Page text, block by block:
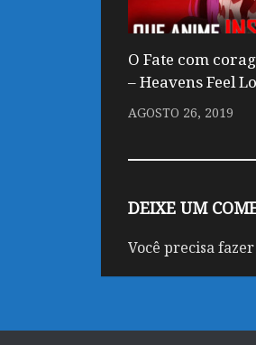
O Fate com
– Heavens Feel
AGOSTO 26, 2019
DEIXE UM
Você precisa